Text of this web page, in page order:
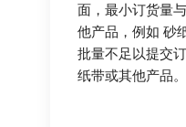
面，最小订货量
他产品，例如 砂
批量不足以提交
纸带或其他产品。